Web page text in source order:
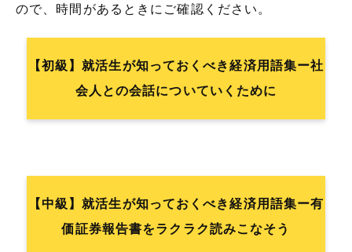
ので、時間があるときにご確認ください。
【初級】就活生が知っておくべき経済用語集ー社
会人との会話についていくために
【中級】就活生が知っておくべき経済用語集ー有
価証券報告書をラクラク読みこなそう